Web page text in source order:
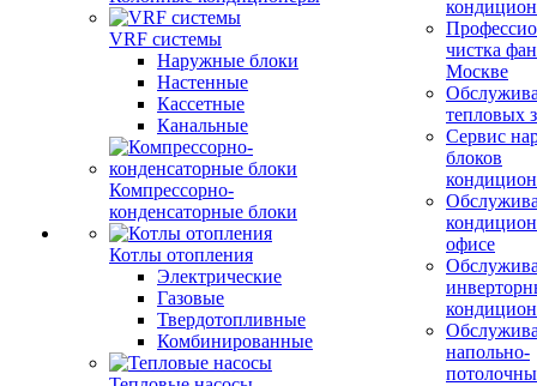
VRF системы
Наружные блоки
Настенные
Кассетные
Канальные
Компрессорно-
конденсаторные блоки
Котлы отопления
Электрические
Газовые
Твердотопливные
Комбинированные
чистка
Москве
тепловых
Сервис
блоков
офисе
напольно-